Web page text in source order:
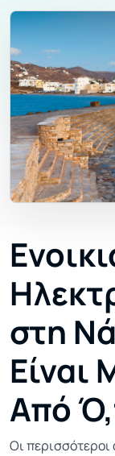
στη
Είναι
Από
Οι